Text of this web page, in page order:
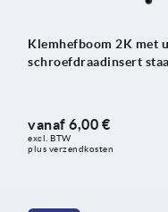
Klemhefboom 2K met
schroefdraadinsert
vanaf 6,00 €
excl. BTW
plus verzendkosten